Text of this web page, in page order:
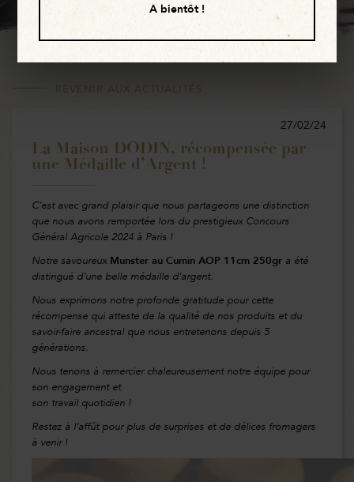
REVENIR AUX ACTUALITÉS
27/02/24
La Maison DODIN, récompensée par
une Médaille d’Argent !
C’est avec grand plaisir que nous partageons une distinction
que nous avons remportée lors du prestigieux Concours
Général Agricole 2024 à Paris !
Notre savoureux Munster au Cumin AOP 11cm 250gr a été
distingué d’une belle médaille d’argent.
Nous exprimons notre profonde gratitude pour cette
récompense qui atteste de la qualité de nos produits et du
savoir-faire ancestral que nous entretenons depuis 5
générations.
Nous tenons à remercier chaleureusement notre équipe pour
son engagement et
son travail quotidien !
Restez à l’affût pour plus de surprises et de délices fromagers
à venir !
A bientôt !